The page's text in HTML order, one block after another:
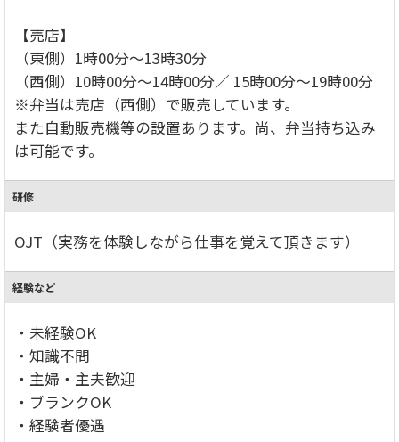
【売店】
（東側）1時00分～13時30分
（西側）10時00分～14時00分／ 15時00分～19時00分
※弁当は売店（西側）で販売しています。
また自動販売機等の設置あります。尚、弁当持ち込み
は可能です。
研修
OJT（実務を体験しながら仕事を覚えて頂きます）
経験など
・未経験OK
・知識不問
・主婦・主夫歓迎
・ブランクOK
・経験者優遇